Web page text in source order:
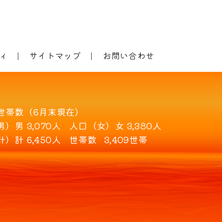
サイトマップ お問い合わせ
帯数（6月末現在）
男 3,070人 人口（女） 女 3,380人
計 6,450人 世帯数 3,409世帯